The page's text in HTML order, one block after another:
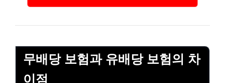
무배당 보험과 유배당 보험의 차
이점